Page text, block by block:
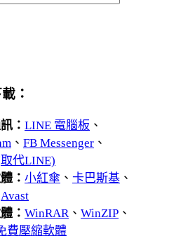
：
： LINE 電腦板 、
、 FB Messenger 、
代LINE)
： 小紅傘 、 卡巴斯基 、
Avast
： WinRAR、 WinZIP 、
費壓縮軟體